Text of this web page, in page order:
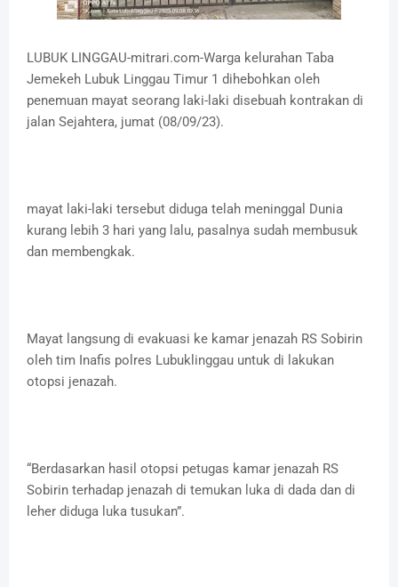
LUBUK LINGGAU-mitrari.com-Warga kelurahan Taba
Jemekeh Lubuk Linggau Timur 1 dihebohkan oleh
penemuan mayat seorang laki-laki disebuah kontrakan di
jalan Sejahtera, jumat (08/09/23).
mayat laki-laki tersebut diduga telah meninggal Dunia
kurang lebih 3 hari yang lalu, pasalnya sudah membusuk
dan membengkak.
Mayat langsung di evakuasi ke kamar jenazah RS Sobirin
oleh tim Inafis polres Lubuklinggau untuk di lakukan
otopsi jenazah.
“Berdasarkan hasil otopsi petugas kamar jenazah RS
Sobirin terhadap jenazah di temukan luka di dada dan di
leher diduga luka tusukan”.